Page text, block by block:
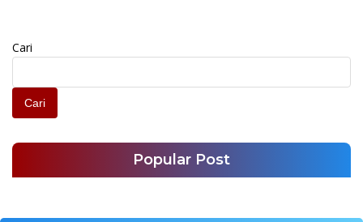
Cari
Cari
Popular Post